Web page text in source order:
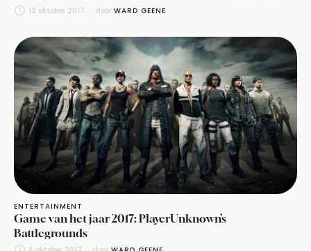
13 oktober 2017 door WARD GEENE
ENTERTAINMENT
Game van het jaar 2017: PlayerUnknown’s
Battlegrounds